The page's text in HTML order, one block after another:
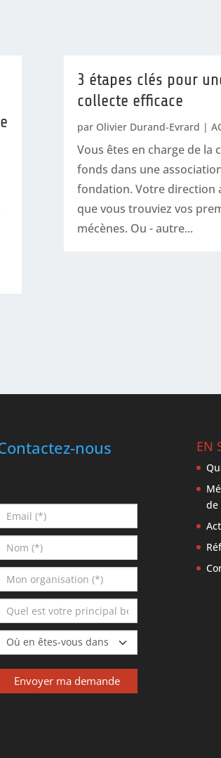
3 étapes clés pour
collecte efficace
par Olivier Durand-Evrard |
Vous êtes en charge de la
fonds dans une
fondation. Votre direction
que vous trouviez vos
mécènes. Ou - autre...
nous EN
de